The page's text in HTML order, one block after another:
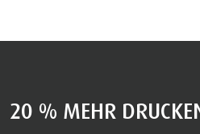
20 % MEHR